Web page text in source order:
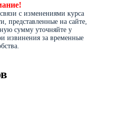
с изменениями курса
представленные на сайте,
сумму уточняйте у
извинения за временные